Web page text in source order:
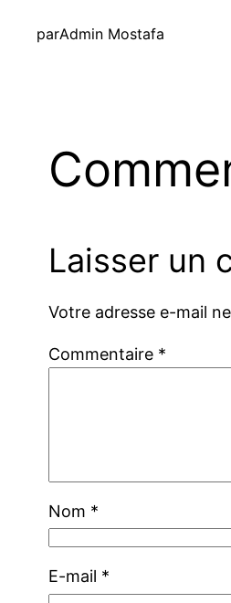
parAdmin Mostafa
Laisser un
Votre adresse e-mail
Commentaire *
Nom *
E-mail *